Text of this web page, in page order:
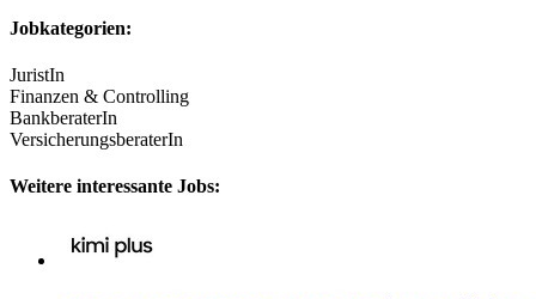
Jobkategorien:
JuristIn
Finanzen & Controlling
BankberaterIn
VersicherungsberaterIn
Weitere interessante Jobs: